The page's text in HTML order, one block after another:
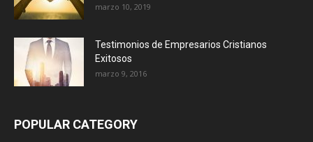
marzo 10, 2019
Testimonios de Empresarios Cristianos
Exitosos
marzo 9, 2016
POPULAR CATEGORY